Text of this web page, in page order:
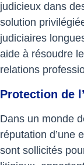
judicieux dans
solution
judiciaires
aide à résoudre
relations
Protection de
Dans un monde
réputation d’une
sont sollicités